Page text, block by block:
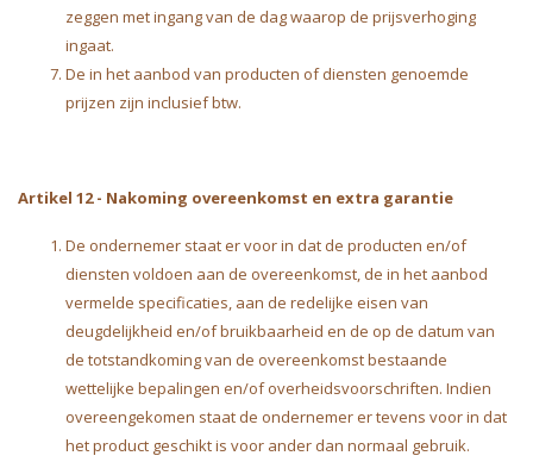
zeggen met ingang van de dag waarop de prijsverhoging
ingaat.
De in het aanbod van producten of diensten genoemde
prijzen zijn inclusief btw.
Artikel 12- Nakoming overeenkomst en extra garantie
De ondernemer staat er voor in dat de producten en/of
diensten voldoen aan de overeenkomst, de in het aanbod
vermelde specificaties, aan de redelijke eisen van
deugdelijkheid en/of bruikbaarheid en de op de datum van
de totstandkoming van de overeenkomst bestaande
wettelijke bepalingen en/of overheidsvoorschriften. Indien
overeengekomen staat de ondernemer er tevens voor in dat
het product geschikt is voor ander dan normaal gebruik.